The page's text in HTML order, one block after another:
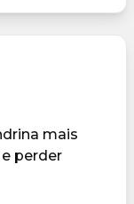
mais
perder